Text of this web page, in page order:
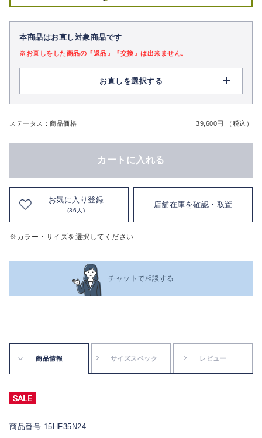
本商品はお直し対象商品です
※お直しをした商品の『返品』『交換』は出来ません。
お直しを選択する
ステータス：商品価格 39,600円 （税込）
カートに入れる
お気に入り登録
(36人)
店舗在庫を確認・取置
※カラー・サイズを選択してください
チャットで相談する
商品情報 サイズスペック レビュー
商品番号 15HF35N24